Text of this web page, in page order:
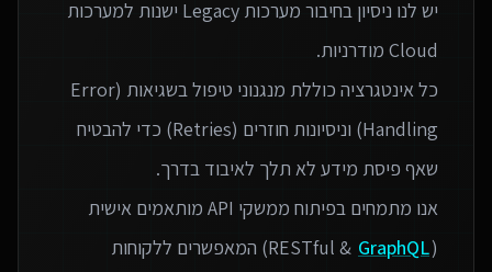
יש לנו ניסיון בחיבור מערכות Legacy ישנות למערכות
כל אינטגרציה כוללת מנגנוני טיפול בשגיאות (Error
Handling) וניסיונות חוזרים (Retries) כדי להבטיח
אנו מתמחים בפיתוח ממשקי API מותאמים אישית
(RESTful &
GraphQL
) המאפשרים ללקוחות